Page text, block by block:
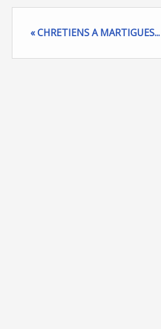
« CHRETIENS A MARTIGUES...